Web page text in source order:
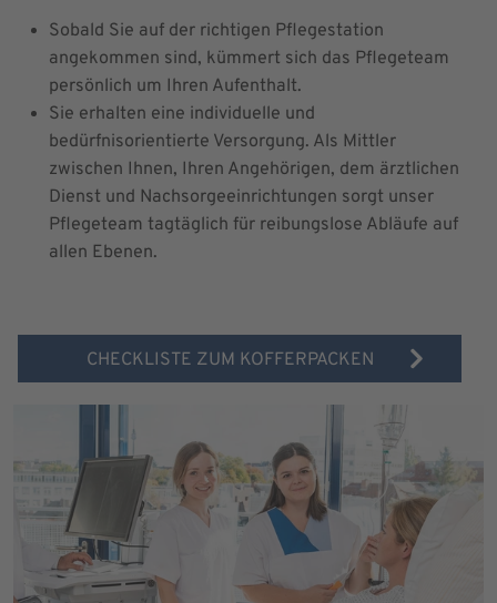
Sobald Sie auf der richtigen Pflegestation
angekommen sind, kümmert sich das Pflegeteam
persönlich um Ihren Aufenthalt.
Sie erhalten eine individuelle und
bedürfnisorientierte Versorgung. Als Mittler
zwischen Ihnen, Ihren Angehörigen, dem ärztlichen
Dienst und Nachsorgeeinrichtungen sorgt unser
Pflegeteam tagtäglich für reibungslose Abläufe auf
allen Ebenen.
CHECKLISTE ZUM KOFFERPACKEN